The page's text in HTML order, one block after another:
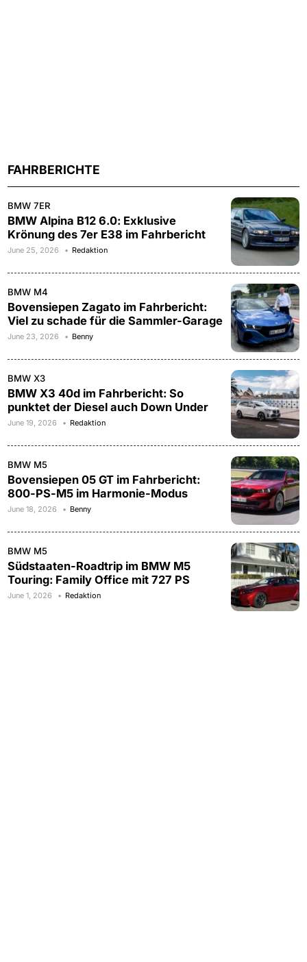
FAHRBERICHTE
BMW 7ER
BMW Alpina B12 6.0: Exklusive
Krönung des 7er E38 im Fahrbericht
June 25, 2026 Redaktion
BMW M4
Bovensiepen Zagato im Fahrbericht:
Viel zu schade für die Sammler-Garage
June 23, 2026 Benny
BMW X3
BMW X3 40d im Fahrbericht: So
punktet der Diesel auch Down Under
June 19, 2026 Redaktion
BMW M5
Bovensiepen 05 GT im Fahrbericht:
800-PS-M5 im Harmonie-Modus
June 18, 2026 Benny
BMW M5
Südstaaten-Roadtrip im BMW M5
Touring: Family Office mit 727 PS
June 1, 2026 Redaktion